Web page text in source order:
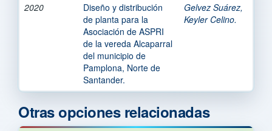
2020
Diseño y distribución
de planta para la
Asociación de ASPRI
de la vereda Alcaparral
del municipio de
Pamplona, Norte de
Santander.
Gelvez Suárez,
Keyler Celino.
Otras opciones relacionadas